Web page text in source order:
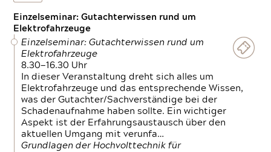
Einzelseminar: Gutachterwissen rund um
Elektrofahrzeuge
Einzelseminar: Gutachterwissen rund um
Elektrofahrzeuge
8.30—16.30 Uhr
In dieser Veranstaltung dreht sich alles um
Elektrofahrzeuge und das entsprechende Wissen,
was der Gutachter/Sachverständige bei der
Schadenaufnahme haben sollte. Ein wichtiger
Aspekt ist der Erfahrungsaustausch über den
aktuellen Umgang mit verunfa…
Grundlagen der Hochvolttechnik für